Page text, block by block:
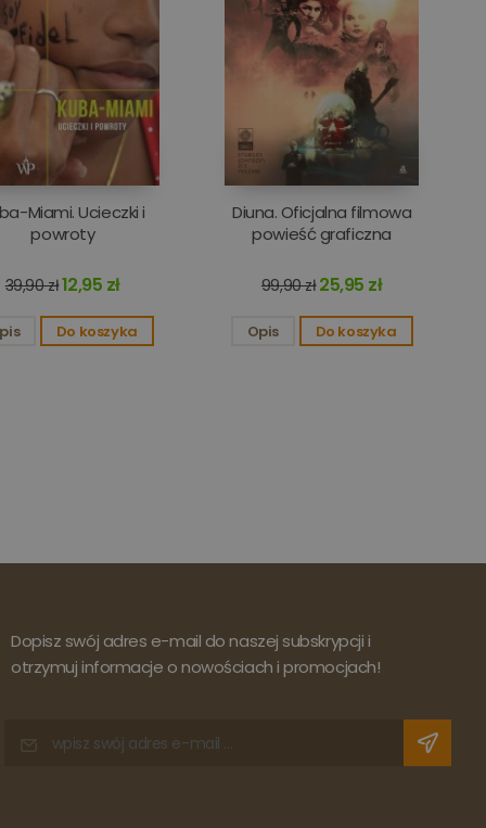
Miami. Ucieczki i
powroty
39,90 zł12,95 zł
Do koszyka
Diuna. Oficjalna filmowa
powieść graficzna
99,90 zł25,95 zł
Opis Do koszyka
Dopisz swój adres e-mail do naszej subskrypcji i
otrzymuj informacje o nowościach i promocjach!
stanu
- co
analitycznej
użytkowników
klienta.
służy do
na potrzeby
do utrzymywania
Przechowuje i
strony i służy do